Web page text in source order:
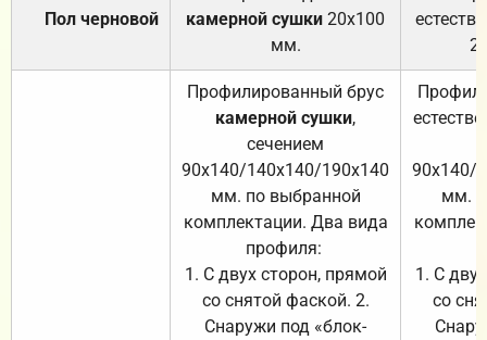
Пол черновой
камерной сушки 20х100
мм.
Профилированный брус
камерной сушки,
сечением
90х140/140х140/190х140
мм. по выбранной
комплектации. Два вида
профиля:
1. С двух сторон, прямой
со снятой фаской. 2.
Снаружи под «блок-
90х140/
мм.
1. С
со